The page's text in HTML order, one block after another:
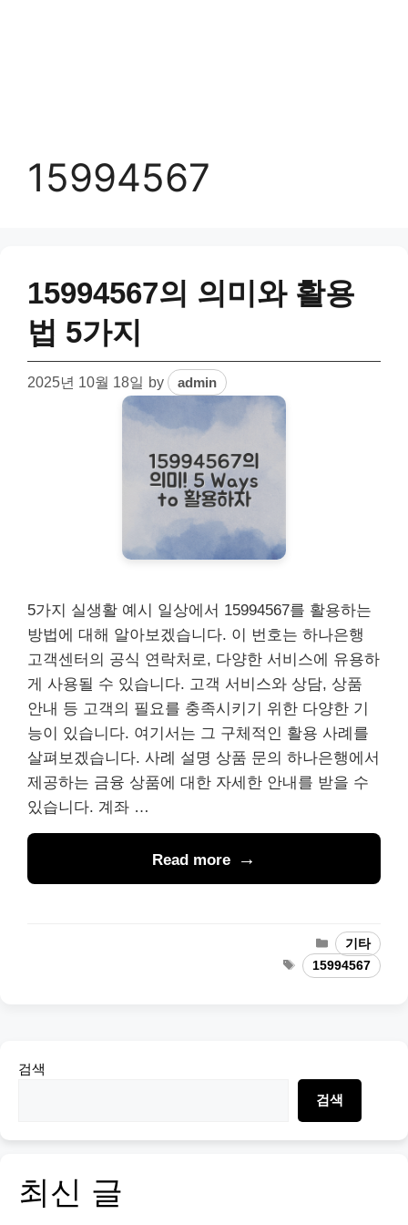
15994567
15994567의 의미와 활용
법 5가지
2025년 10월 18일 by admin
5가지 실생활 예시 일상에서 15994567를 활용하는
방법에 대해 알아보겠습니다. 이 번호는 하나은행
고객센터의 공식 연락처로, 다양한 서비스에 유용하
게 사용될 수 있습니다. 고객 서비스와 상담, 상품
안내 등 고객의 필요를 충족시키기 위한 다양한 기
능이 있습니다. 여기서는 그 구체적인 활용 사례를
살펴보겠습니다. 사례 설명 상품 문의 하나은행에서
제공하는 금융 상품에 대한 자세한 안내를 받을 수
있습니다. 계좌 …
Read more
Categories
기타
Tags15994567
검색
검색
최신 글